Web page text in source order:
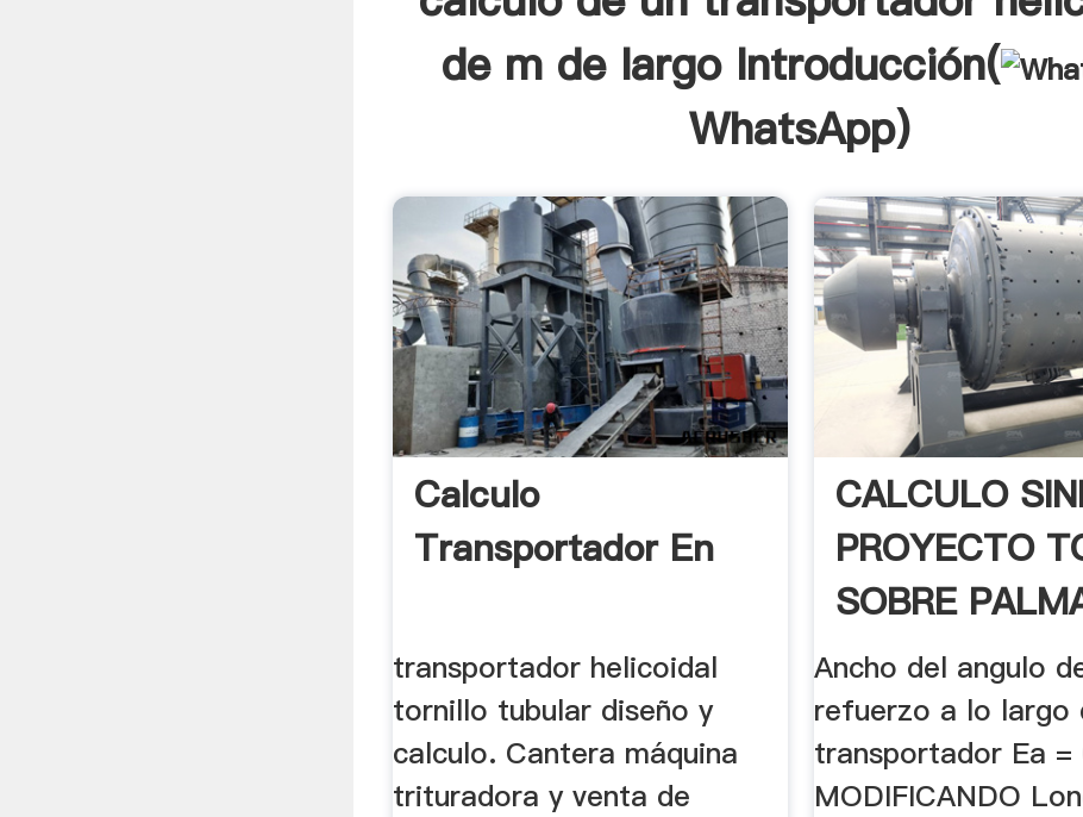
de m de largo Introducción(
WhatsApp)
Calculo
Transportador En
transportador helicoidal
tornillo tubular diseño y
calculo. Cantera máquina
trituradora y venta de
CALCULO
PROYECTO
SOBRE
Ancho del angulo
refuerzo a lo largo
transportador Ea =
MODIFICANDO